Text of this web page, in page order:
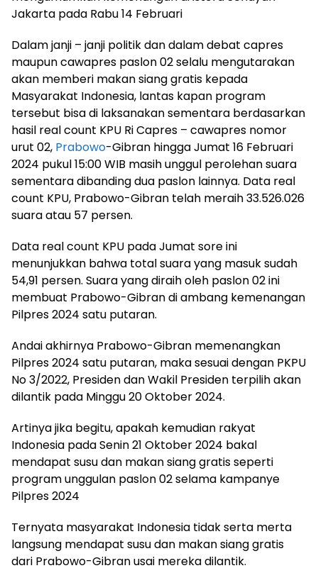
Jakarta pada Rabu 14 Februari
Dalam janji – janji politik dan dalam debat capres
maupun cawapres paslon 02 selalu mengutarakan
akan memberi makan siang gratis kepada
Masyarakat Indonesia, lantas kapan program
tersebut bisa di laksanakan sementara berdasarkan
hasil real count KPU Ri Capres – cawapres nomor
urut 02, Prabowo-Gibran hingga Jumat 16 Februari
2024 pukul 15:00 WIB masih unggul perolehan suara
sementara dibanding dua paslon lainnya. Data real
count KPU, Prabowo-Gibran telah meraih 33.526.026
suara atau 57 persen.
Data real count KPU pada Jumat sore ini
menunjukkan bahwa total suara yang masuk sudah
54,91 persen. Suara yang diraih oleh paslon 02 ini
membuat Prabowo-Gibran di ambang kemenangan
Pilpres 2024 satu putaran.
Andai akhirnya Prabowo-Gibran memenangkan
Pilpres 2024 satu putaran, maka sesuai dengan PKPU
No 3/2022, Presiden dan Wakil Presiden terpilih akan
dilantik pada Minggu 20 Oktober 2024.
Artinya jika begitu, apakah kemudian rakyat
Indonesia pada Senin 21 Oktober 2024 bakal
mendapat susu dan makan siang gratis seperti
program unggulan paslon 02 selama kampanye
Pilpres 2024
Ternyata masyarakat Indonesia tidak serta merta
langsung mendapat susu dan makan siang gratis
dari Prabowo-Gibran usai mereka dilantik.